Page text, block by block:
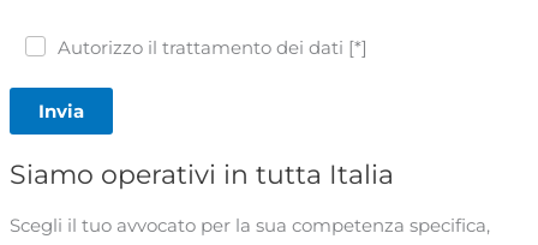
Autorizzo il trattamento dei dati [*]
Invia
Siamo operativi in tutta Italia
Scegli il tuo avvocato per la sua competenza specifica,